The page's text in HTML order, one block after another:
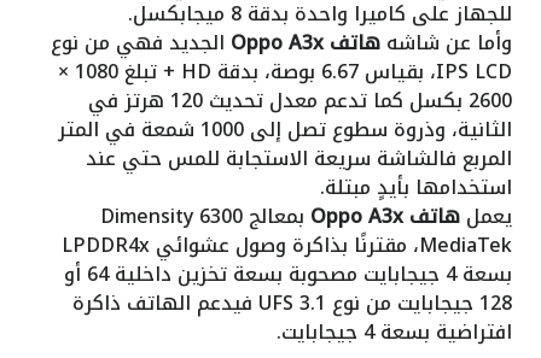
للجهاز على كاميرا واحدة بدقة 8 ميجابكسل.
وأما عن شاشههاتف Oppo A3x الجديد فهي من نوع
IPS LCD، بقياس 6.67 بوصة، بدقة HD + تبلغ 1080 ×
2600 بكسل كما تدعم معدل تحديث 120 هرتز في
الثانية، وذروة سطوع تصل إلى 1000 شمعة في المتر
المربع فالشاشة سريعة الاستجابة للمس حتي عند
استخدامها بأيدٍ مبتلة.
يعملهاتف Oppo A3x بمعالج Dimensity 6300
MediaTek، مقترنًا بذاكرة وصول عشوائي LPDDR4x
بسعة 4 جيجابايت مصحوبة بسعة تخزين داخلية 64 أو
128 جيجابايت من نوع UFS 3.1 فيدعم الهاتف ذاكرة
افتراضية بسعة 4 جيجابايت.